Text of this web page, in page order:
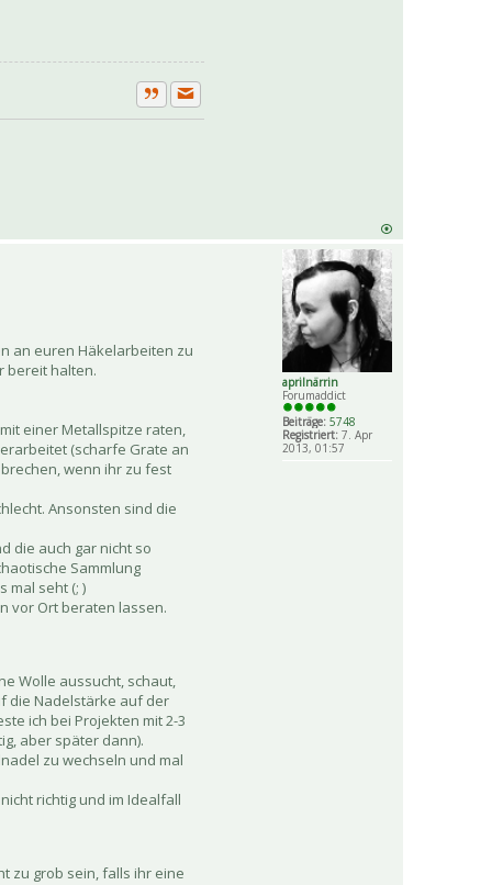
ZitatPrivate Nachricht senden
aprilnärrin
Forumaddict
Beiträge: 5748
Registriert: 7. Apr
2013, 01:57
an euren Häkelarbeiten zu
bereit halten.
einer Metallspitze raten,
(scharfe Grate an
wenn ihr zu fest
Ansonsten sind die
die auch gar nicht so
Sammlung
mal seht (; )
vor Ort beraten lassen.
Wolle aussucht, schaut,
die Nadelstärke auf der
ich bei Projekten mit 2-3
aber später dann).
zu wechseln und mal
richtig und im Idealfall
zu grob sein, falls ihr eine